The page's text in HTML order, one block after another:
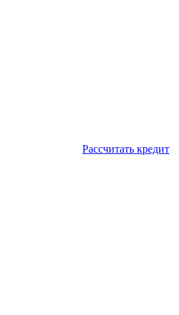
Рассчитать кредит